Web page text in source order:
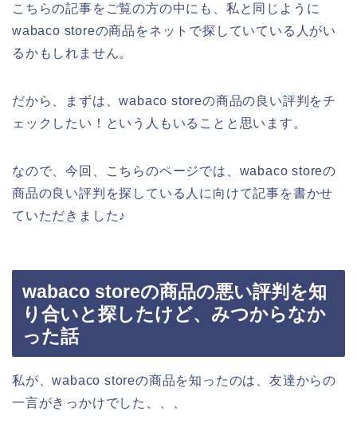
こちらの記事をご覧の方の中にも、私と同じように
wabaco storeの商品をネットで探していている人がい
るかもしれません。
だから、まずは、wabaco storeの商品の良い評判をチ
ェックしたい！という人もいることと思います。
なので、今回、こちらのページでは、wabaco storeの
商品の良い評判を探している人に向けて記事を書かせ
ていただきました♪
wabaco storeの商品の悪い評判を知
り合いと探したけど、みつからなか
った話
私が、wabaco storeの商品を知ったのは、友達からの
一言がきっかけでした、、、